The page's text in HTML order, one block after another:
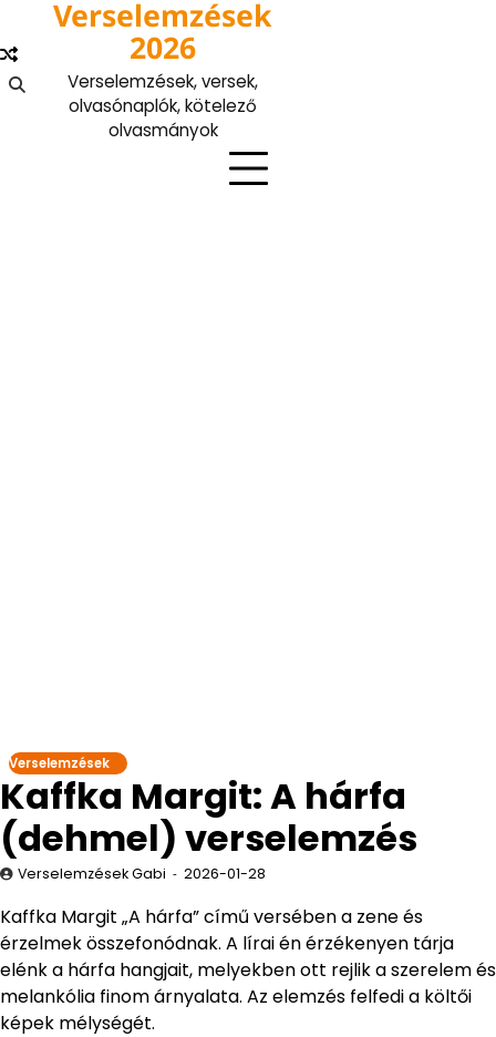
content
Verselemzések
2026
Verselemzések, versek,
olvasónaplók, kötelező
olvasmányok
Verselemzések
Kaffka Margit: A hárfa
(dehmel) verselemzés
Verselemzések Gabi 2026-01-28
Kaffka Margit „A hárfa” című versében a zene és
érzelmek összefonódnak. A lírai én érzékenyen tárja
elénk a hárfa hangjait, melyekben ott rejlik a szerelem és
melankólia finom árnyalata. Az elemzés felfedi a költői
képek mélységét.